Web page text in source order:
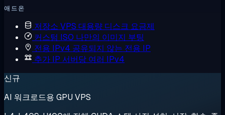
애드온
저장소 VPS 대용량 디스크 요금제
커스텀 ISO 나만의 이미지 부팅
전용 IPv4 공유되지 않는 전용 IP
추가 IP 서버당 여러 IPv4
신규
AI 워크로드용 GPU VPS